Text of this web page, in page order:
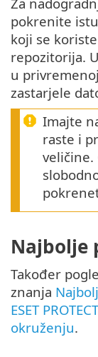
pokrenite
koji se
repozitorija.
u
zastarjele
Imajte
raste i
Najbolje
Također
znanja
ESET
okruženju.